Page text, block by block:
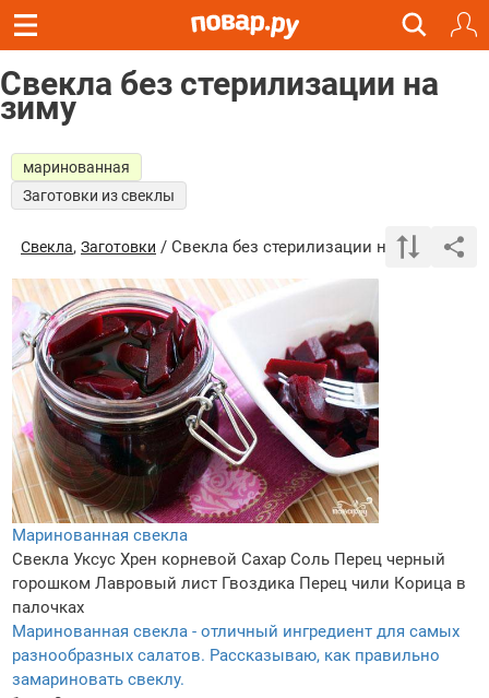
Свекла без стерилизации на
зиму
маринованная
Заготовки из свеклы
Свекла, Заготовки / Свекла без стерилизации на зиму
Маринованная свекла
Свекла Уксус Хрен корневой Сахар Соль Перец черный
горошком Лавровый лист Гвоздика Перец чили Корица в
палочках
Маринованная свекла - отличный ингредиент для самых
разнообразных салатов. Рассказываю, как правильно
замариновать свеклу.